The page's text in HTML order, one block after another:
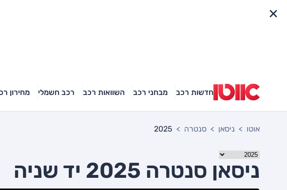
חדשות רכב מבחני רכב השוואות רכב רכב חשמלי מחירון
אוטו ניסאן סנטרה 2025
ניסאן סנטרה 2025 יד שניה